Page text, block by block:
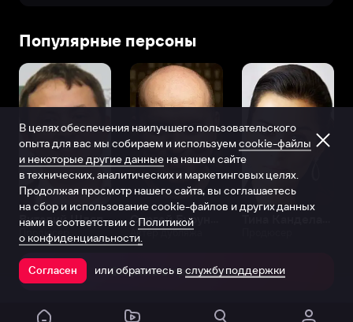
Популярные персоны
Виталий Шляппо
Продюсер Актёр дубляжа
Открыть в приложении
В целях обеспечения наилучшего пользовательского
опыта для вас мы собираем и используем cookie-файлы
и некоторые другие данные на нашем сайте
в технических, аналитических и маркетинговых целях.
Продолжая просмотр нашего сайта, вы соглашаетесь
на сбор и использование cookie-файлов и других данных
нами в соответствии с Политикой
о конфиденциальности.
Согласен или обратитесь в службу поддержки